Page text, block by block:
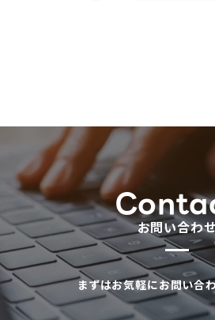
お問い合わ
まずはお気軽にお問い合わ